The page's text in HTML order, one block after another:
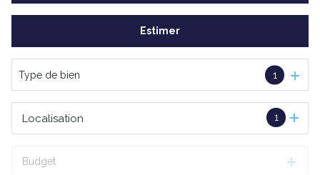
Estimer
Type de bien 1
1
Localisation
Budget